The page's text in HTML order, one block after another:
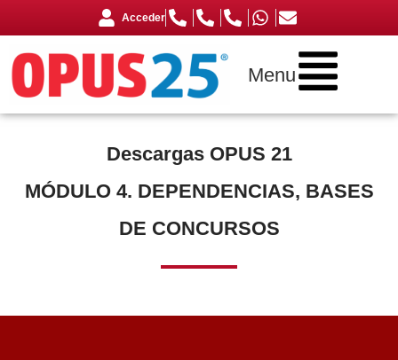
Acceder
Menu
Descargas OPUS 21
MÓDULO 4. DEPENDENCIAS, BASES
DE CONCURSOS